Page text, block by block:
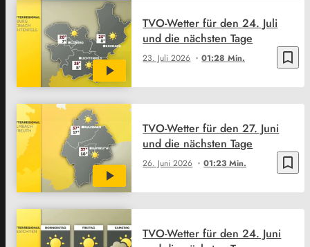
bookmark_border
23. Juli 2026 01:28 Min.
TVO-Wetter für den 24. Juli
und die nächsten Tage
bookmark_border
26. Juni 2026 01:23 Min.
TVO-Wetter für den 27. Juni
und die nächsten Tage
TVO-Wetter für den 24. Juni